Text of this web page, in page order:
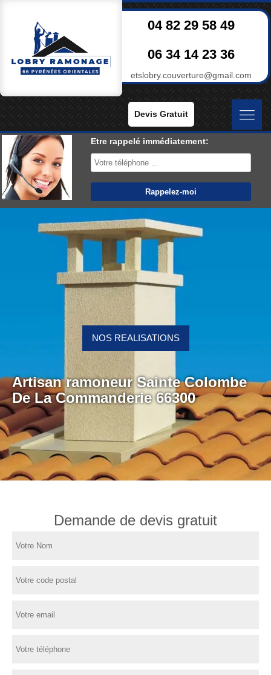
04 82 29 58 49
06 34 14 23 36
etslobry.couverture@gmail.com
Devis Gratuit
Etre rappelé immédiatement:
Artisan ramoneur Sainte Colombe
De La Commanderie 66300
NOS REALISATIONS
Demande de devis gratuit